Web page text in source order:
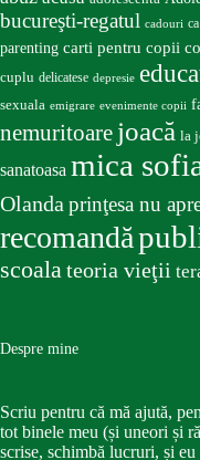
bucureşti-regatul cadouri
parenting carti pentru copii
cuplu delicatese depresie
sexuala emigrare evenimente copii
nemuritoare joacă la
sanatoasa mica
Olandaprinţesa nu
recomandă
scoalateoria vieţii
Despre mine
Scriu pentru că mă ajută,
tot binele meu (și uneori și
scrise, schimbă lucruri, și